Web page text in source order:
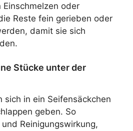
oder
Reste fein gerieben oder
damit sie sich
Stücke unter der
sich in ein Seifensäckchen
geben. So
Reinigungswirkung,